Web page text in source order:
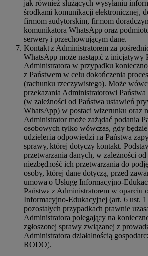
jak również służących wysyłaniu
środkami komunikacji elektronicznej,
firmom audytorskim, firmom
komunikatora WhatsApp oraz
serwery i przechowującym dane.
Kontakt z Administratorem za
WhatsApp może nastąpić z inicjatywy
Administratora w przypadku
z Państwem w celu dokończenia
(rachunku rzeczywistego). Może
przekazania Administratorowi
(w zależności od Państwa ustawień
WhatsApp) w postaci wizerunku oraz
Administrator może zażądać podania
osobowych tylko wówczas, gdy
udzielenia odpowiedzi na Państwa
sprawy, której dotyczy kontakt.
przetwarzania danych, w zależności
niezbędność ich przetwarzania do
osoby, której dane dotyczą, przed
umowa o Usługę Informacyjno-
Państwa z Administratorem w oparciu
Informacyjno-Edukacyjnej (art. 6 ust.
pozostałych przypadkach prawnie
Administratora polegający na
zgłoszonej sprawy związanej z
Administratora działalnością
RODO).